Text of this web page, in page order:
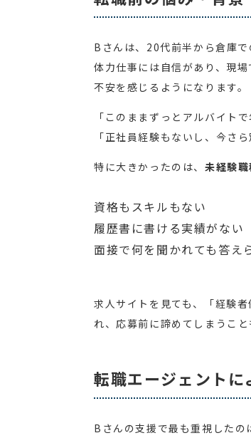
Bさんは、20代前半から倉庫で
体力仕事には自信があり、現
不安を感じるようになります。
「このままずっとアルバイト
「正社員経験もないし、今さ
特に大きかったのは、 未経験
資格もスキルもない
履歴書に書ける実績がない
面接で何を聞かれても答え
求人サイトを見ても、「経験
れ、応募前に諦めてしまうこと
転職エージェントに
Bさんの支援で最も重視したの